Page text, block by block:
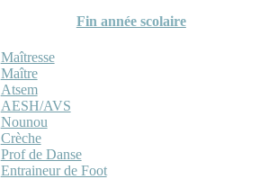
Fin année scolaire
Maîtresse
Maître
Atsem
AESH/AVS
Nounou
Crèche
Prof de Danse
Entraineur de Foot